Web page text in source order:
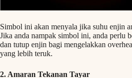
Simbol ini akan menyala jika suhu enjin
Jika anda nampak simbol ini, anda perlu
dan tutup enjin bagi mengelakkan
yang lebih teruk.
2. Amaran Tekanan Tayar